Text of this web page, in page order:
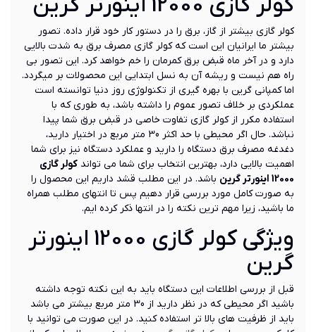
کولر گازی بیشتر از گاز، برق را در دستور کار خود قرار داده. تصور
بیشتر ما ایرانیان این است که کولر گازی مصرف برق به شدت بالایی
دارد و در آخر ماه قبض برق کمرمان را خم خواهد کرد. این تصور بی
راه هم نیست و ریشه آن به نسل ابتدایی این محصولات بر میگردد.
اما کمپانی گرین با بهره گیری از تکنولوژی روز دنیا توانسته است
عملکردی بر خلاف تصور عموم را داشته باشد، به طوری که با
استفاده مکرر از کولر گازی تفاوت خاصی در قبض برق شما پیدا
نباشد. حال اگر محیطی با حد اکثر 30 متر مربع در اختیار دارید،
دغدغه مصرف برق دستگاه را دارید و عملکرد دستگاه نیز برای شما
اهمیت بالایی دارد، بهترین انتخاب برای شما می تواند کولر گازی
12000 اینورتر گرین
باشد. در این مطلب قشد داریم این محصول را
به صورت کامل مورد بررسی قرار دهیم پس تا انتهای مطلب همراه
ما باشید، زیرا مهم ترین نکته را در انتها ذکر کرده ایم.
ویژگی کولر گازی 12000 اینورتر
گرین
قبل از بررسی اطلاعات این دستگاه باید به این نکته توجه داشته
باشید اگر محیطی که در نظر دارید از 30 متر مربع بیشتر می باشد
باید از ظرفیت های بالا تر استفاده کنید. در این صورت می توانید با